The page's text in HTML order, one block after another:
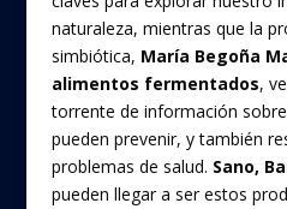
naturaleza, mientras que la
simbiótica, María Begoña
alimentos fermentados,
torrente de información
pueden prevenir, y también
problemas de salud. Sano,
pueden llegar a ser estos